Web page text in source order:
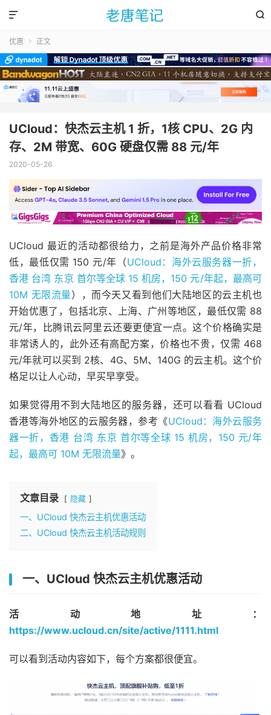


优惠  正文
UCloud：快杰云主机 1 折，1核 CPU、2G 内
存、2M 带宽、60G 硬盘仅需 88 元/年
2020-05-26
UCloud 最近的活动都很给力，之前是海外产品价格非常
低，最低仅需 150 元/年（UCloud：海外云服务器一折，
香港 台湾 东京 首尔等全球 15 机房，150 元/年起，最高可
10M 无限流量），而今天又看到他们大陆地区的云主机也
开始优惠了，包括北京、上海、广州等地区，最低仅需 88
元/年，比腾讯云阿里云还要更便宜一点。这个价格确实是
非常诱人的，此外还有高配方案，价格也不贵，仅需 468
元/年就可以买到 2核、4G、5M、140G 的云主机。这个价
格足以让人心动，早买早享受。
如果觉得用不到大陆地区的服务器，还可以看看 UCloud
香港等海外地区的云服务器，参考《UCloud：海外云服务
器一折，香港 台湾 东京 首尔等全球 15 机房，150 元/年
起，最高可 10M 无限流量》。
文章目录 隐藏
一、UCloud 快杰云主机优惠活动
二、UCloud 快杰云主机活动规则
一、UCloud 快杰云主机优惠活动
活动地址：
https://www.ucloud.cn/site/active/1111.html
可以看到活动内容如下，每个方案都很便宜。